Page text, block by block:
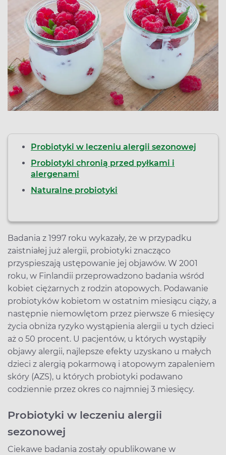
Probiotyki w leczeniu alergii sezonowej
Probiotyki chronią przed pyłkami i
alergenami
Naturalne probiotyki
Badania z 1997 roku wykazały, że w przypadku
zaistniałej już alergii, probiotyki znacząco
przyspieszają ustępowanie jej objawów. W 2001
roku, w Finlandii przeprowadzono badania wśród
kobiet ciężarnych z rodzin atopowych. Podawanie
probiotyków kobietom w ostatnim miesiącu ciąży, a
następnie niemowlętom przez pierwsze 6 miesięcy
życia obniża ryzyko wystąpienia alergii u tych dzieci
aż o 50 procent. U pacjentów, u których wystąpiły
objawy alergii, najlepsze efekty uzyskano u małych
dzieci z alergią pokarmową i atopowym zapaleniem
skóry (AZS), u których probiotyki podawano
codziennie przez okres co najmniej 3 miesięcy.
Probiotyki w leczeniu alergii
sezonowej
Ciekawe badania zostały opublikowane w